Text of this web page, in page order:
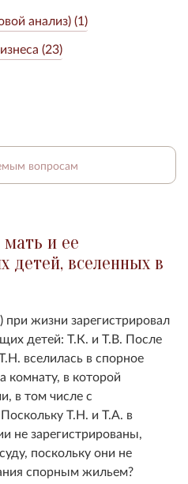
анализ) (1)
(23)
мать и ее
детей, вселенных в
жизни зарегистрировал
детей: Т.К. и Т.В. После
вселилась в спорное
комнату, в которой
в том числе с
Т.Н. и Т.А. в
не зарегистрированы,
поскольку они не
спорным жильем?